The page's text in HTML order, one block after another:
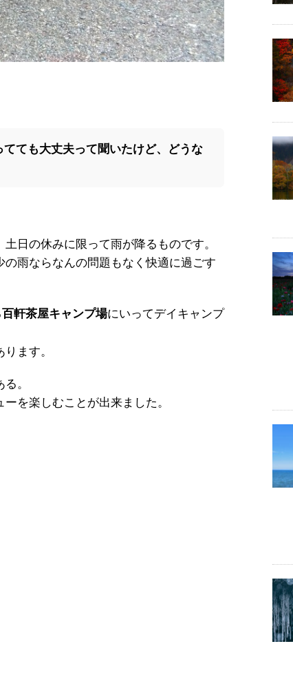
ても大丈夫って聞いたけど、どうな
日の休みに限って雨が降るものです。
雨ならなんの問題もなく快適に過ごす
百軒茶屋キャンプ場にいってデイキャンプ
ます。
。
を楽しむことが出来ました。